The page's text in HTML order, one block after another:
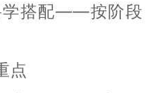
学搭配——按阶段
点